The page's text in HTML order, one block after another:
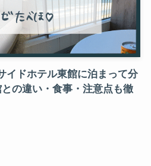
イドホテル東館に泊まって分
の違い・食事・注意点も徹